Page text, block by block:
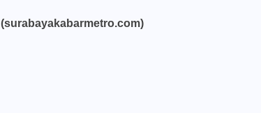
(surabayakabarmetro.com)